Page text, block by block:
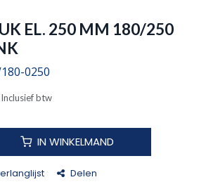
EL. 250 MM 180/250
0250
Inclusief btw
IN WINKELMAND
Delen